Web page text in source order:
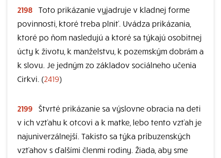
2198 Toto prikázanie vyjadruje v kladnej forme
povinnosti, ktoré treba plniť. Uvádza prikázania,
ktoré po ňom nasledujú a ktoré sa týkajú osobitnej
úcty k životu, k manželstvu, k pozemským dobrám a
k slovu. Je jedným zo základov sociálneho učenia
Cirkvi. (2419)
2199 Štvrté prikázanie sa výslovne obracia na deti
v ich vzťahu k otcovi a k matke, lebo tento vzťah je
najuniverzálnejší. Takisto sa týka príbuzenských
vzťahov s ďalšími členmi rodiny. Žiada, aby sme